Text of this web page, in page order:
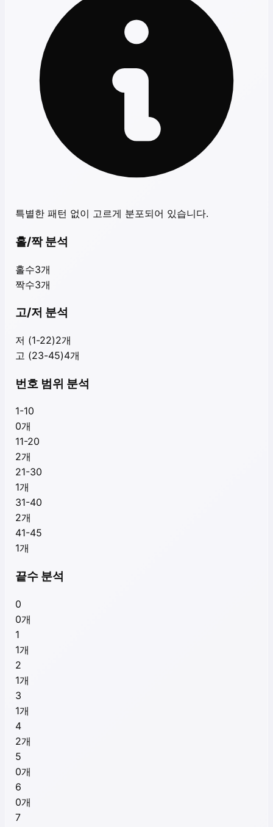
특별한 패턴 없이 고르게 분포되어 있습니다.
홀/짝 분석
홀수3개
짝수3개
고/저 분석
저 (1-22)2개
고 (23-45)4개
번호 범위 분석
1-10
0개
11-20
2개
21-30
1개
31-40
2개
41-45
1개
끝수 분석
0
0개
1
1개
2
1개
3
1개
4
2개
5
0개
6
0개
7